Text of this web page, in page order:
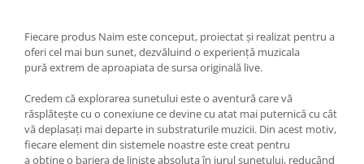
Fiecare produs Naim este conceput, proiectat și realizat pentru a
oferi cel mai bun sunet, dezvăluind o experiență muzicala
pură extrem de aproapiata de sursa originală live.
Credem că explorarea sunetului este o aventură care vă
răsplătește cu o conexiune ce devine cu atat mai puternică cu cât
vă deplasați mai departe in substraturile muzicii. Din acest motiv,
fiecare element din sistemele noastre este creat pentru
a obtine o bariera de liniste absoluta în jurul sunetului, reducând